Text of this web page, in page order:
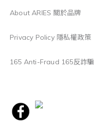
About ARIES 關於品牌
Privacy Policy 隱私權政策
165 Anti-Fraud 165反詐騙